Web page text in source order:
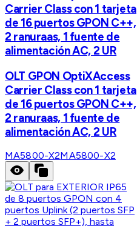
Carrier Class con 1 tarjeta
de 16 puertos GPON C++,
2 ranuraas, 1 fuente de
alimentación AC, 2 UR
OLT GPON OptiXAccess
Carrier Class con 1 tarjeta
de 16 puertos GPON C++,
2 ranuraas, 1 fuente de
alimentación AC, 2 UR
MA5800-X2MA5800-X2